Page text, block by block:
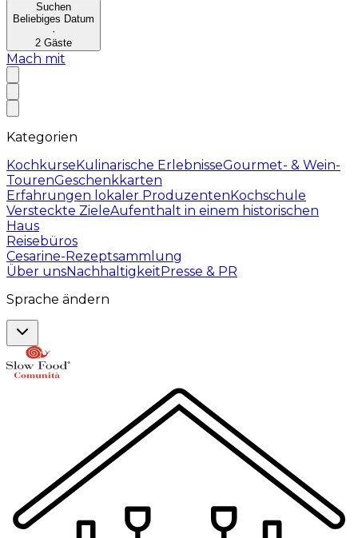
Suchen
Beliebiges Datum
·
2 Gäste
Mach mit
Kategorien
KochkurseKulinarische ErlebnisseGourmet- & Wein-
TourenGeschenkkarten
Erfahrungen lokaler ProduzentenKochschule
Versteckte ZieleAufenthalt in einem historischen
Haus
Reisebüros
Cesarine-Rezeptsammlung
Über unsNachhaltigkeitPresse & PR
Sprache ändern